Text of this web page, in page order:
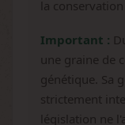
la
Important :
une graine de
génétique. Sa
strictement
législation ne